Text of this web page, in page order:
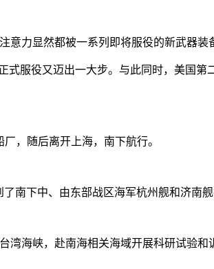
力显然都被一系列即将服役的新武器装
服役又迈出一大步。与此同时，美国
，随后离开上海，南下航行。
南下中、由东部战区海军杭州舰和济南舰
海峡，赴南海相关海域开展科研试验